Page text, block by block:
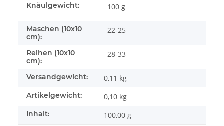
Knäulgewicht: 100 g
Maschen (10x10
cm):
22-25
Reihen (10x10
cm):
28-33
Versandgewicht: 0,11 kg
Artikelgewicht: 0,10 kg
Inhalt: 100,00 g